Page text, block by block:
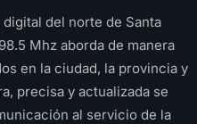
del norte de Santa
Mhz aborda de manera
en la ciudad, la provincia y
precisa y actualizada se
al servicio de la